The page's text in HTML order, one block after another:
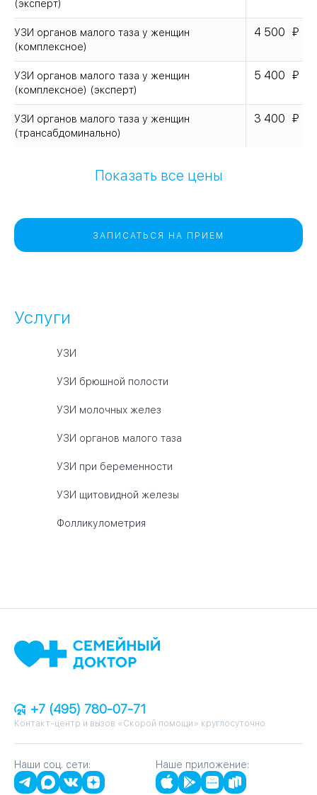
(эксперт)
УЗИ органов малого таза у женщин
(комплексное)
4 500
УЗИ органов малого таза у женщин
(комплексное) (эксперт)
5 400
УЗИ органов малого таза у женщин
(трансабдоминально)
3 400
Показать все цены
ЗАПИСАТЬСЯ НА ПРИЕМ
Услуги
УЗИ
УЗИ брюшной полости
УЗИ молочных желез
УЗИ органов малого таза
УЗИ при беременности
УЗИ щитовидной железы
Фолликулометрия
+7 (495) 780-07-71
Контакт-центр и вызов «Скорой помощи» круглосуточно
Наши соц. сети: Наше приложение: